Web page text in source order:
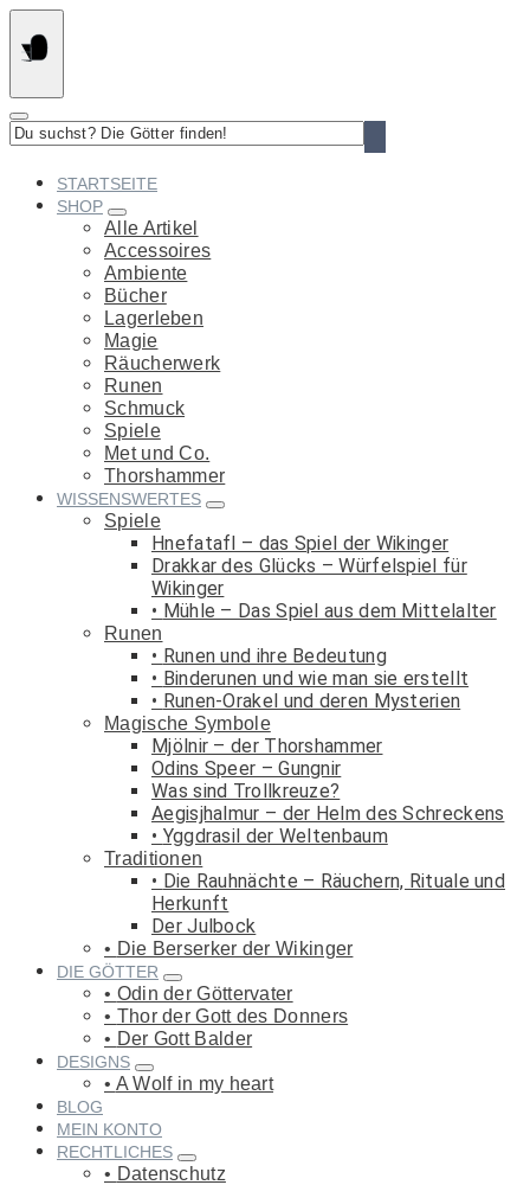
Springe
zum
Inhalt
suchst?
STARTSEITE
SHOP
Alle Artikel
Accessoires
Ambiente
Bücher
Lagerleben
Magie
Räucherwerk
Runen
Schmuck
Spiele
Met und Co.
Thorshammer
WISSENSWERTES
Spiele
Hnefatafl – das Spiel der Wikinger
Drakkar des Glücks – Würfelspiel für
Wikinger
Mühle – Das Spiel aus dem Mittelalter
Runen
Runen und ihre Bedeutung
Binderunen und wie man sie erstellt
Runen-Orakel und deren Mysterien
Magische Symbole
Mjölnir – der Thorshammer
Odins Speer – Gungnir
Was sind Trollkreuze?
Aegisjhalmur – der Helm des Schreckens
Yggdrasil der Weltenbaum
Traditionen
Die Rauhnächte – Räuchern, Rituale und
Herkunft
Der Julbock
Die Berserker der Wikinger
DIE GÖTTER
Odin der Göttervater
Thor der Gott des Donners
Der Gott Balder
DESIGNS
A Wolf in my heart
BLOG
MEIN KONTO
RECHTLICHES
Datenschutz